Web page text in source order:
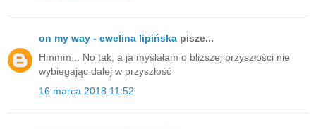
on my way - ewelina lipińska pisze...
Hmmm... No tak, a ja myślałam o bliższej przyszłości nie
wybiegając dalej w przyszłość
16 marca 2018 11:52